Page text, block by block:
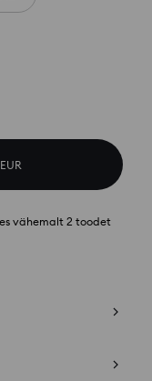
vähemalt 2 toodet